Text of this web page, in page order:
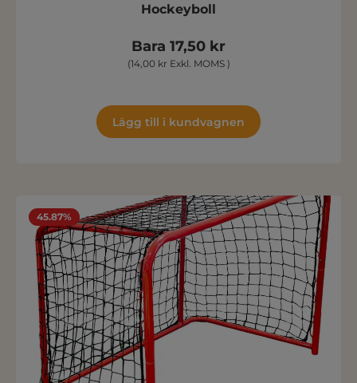
Hockeyboll
Bara 17,50 kr
(14,00 kr Exkl. MOMS )
Lägg till i kundvagnen
45.87%